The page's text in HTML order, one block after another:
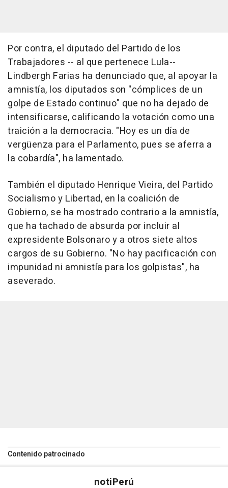
Por contra, el diputado del Partido de los
Trabajadores -- al que pertenece Lula--
Lindbergh Farias ha denunciado que, al apoyar la
amnistía, los diputados son "cómplices de un
golpe de Estado continuo" que no ha dejado de
intensificarse, calificando la votación como una
traición a la democracia. "Hoy es un día de
vergüenza para el Parlamento, pues se aferra a
la cobardía", ha lamentado.
También el diputado Henrique Vieira, del Partido
Socialismo y Libertad, en la coalición de
Gobierno, se ha mostrado contrario a la amnistía,
que ha tachado de absurda por incluir al
expresidente Bolsonaro y a otros siete altos
cargos de su Gobierno. "No hay pacificación con
impunidad ni amnistía para los golpistas", ha
aseverado.
Contenido patrocinado
notiPerú